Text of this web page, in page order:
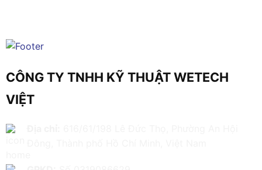
CÔNG TY TNHH KỸ THUẬT WETECH
VIỆT